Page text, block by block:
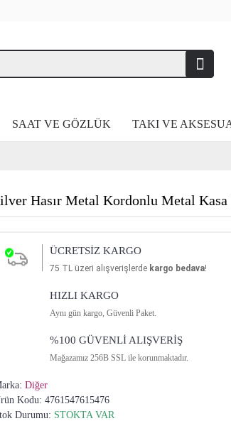
SAAT VE GÖZLÜK TAKI VE
Hasır Metal Kordonlu Metal
ÜCRETSİZ KARGO
75 TL üzeri alışverişlerde kargo bedava!
HIZLI KARGO
Aynı gün kargo, Güvenli Paket.
%100 GÜVENLİ ALIŞVERİŞ
Mağazamız 256B SSL ile korunmaktadır.
Diğer
Kodu: 4761547615476
Durumu: STOKTA VAR